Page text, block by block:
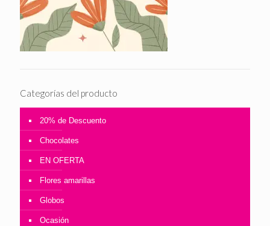
Categorías del producto
20% de Descuento
Chocolates
EN OFERTA
Flores amarillas
Globos
Ocasión